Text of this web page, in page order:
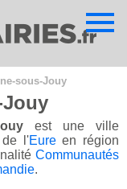
sous-Jouy
est une ville
de l'Eureen région
Communautés
.